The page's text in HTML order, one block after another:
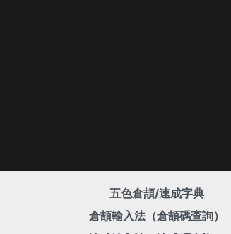
五色倉頡/速成字典
倉頡輸入法（倉頡碼查詢）